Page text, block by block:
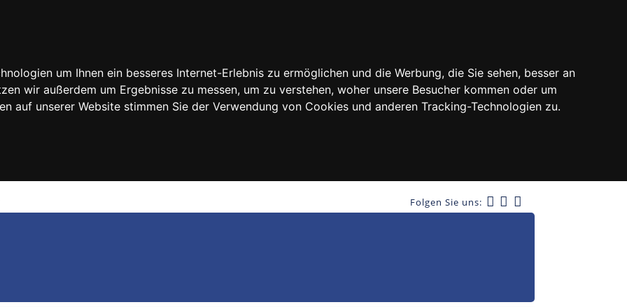
um Ihnen ein besseres Internet-Erlebnis zu ermöglichen und die Werbung, die Sie sehen, besser an
wir außerdem um Ergebnisse zu messen, um zu verstehen, woher unsere Besucher kommen oder um
auf unserer Website stimmen Sie der Verwendung von Cookies und anderen Tracking-Technologien zu.
Folgen Sie uns: